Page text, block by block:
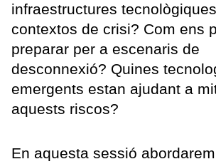
infraestructures
contextos de crisi? Com ens
preparar per a escenaris de
desconnexió? Quines
emergents estan ajudant a
aquests riscos?
En aquesta sessió abordarem